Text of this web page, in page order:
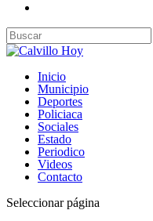
Inicio
Municipio
Deportes
Policiaca
Sociales
Estado
Periodico
Videos
Contacto
Seleccionar página